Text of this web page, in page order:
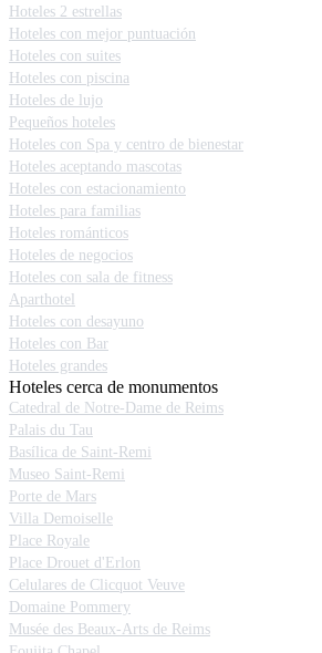
Hoteles 2 estrellas
Hoteles con mejor puntuación
Hoteles con suites
Hoteles con piscina
Hoteles de lujo
Pequeños hoteles
Hoteles con Spa y centro de bienestar
Hoteles aceptando mascotas
Hoteles con estacionamiento
Hoteles para familias
Hoteles románticos
Hoteles de negocios
Hoteles con sala de fitness
Aparthotel
Hoteles con desayuno
Hoteles con Bar
Hoteles grandes
Hoteles cerca de monumentos
Catedral de Notre-Dame de Reims
Palais du Tau
Basílica de Saint-Remi
Museo Saint-Remi
Porte de Mars
Villa Demoiselle
Place Royale
Place Drouet d'Erlon
Celulares de Clicquot Veuve
Domaine Pommery
Musée des Beaux-Arts de Reims